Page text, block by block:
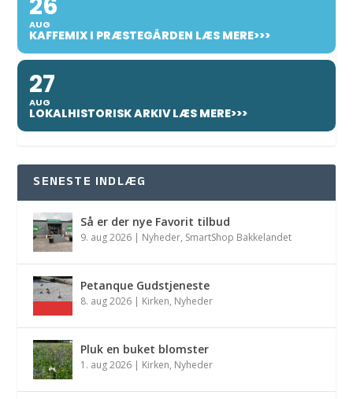
AUG
KAFFEMIX I PRÆSTEGÅRDEN LÆS MERE>>>
27
AUG
LOKALHISTORISK ARKIV LÆS MERE>>>
SENESTE INDLÆG
Så er der nye Favorit tilbud
9. aug 2026 | Nyheder, SmartShop Bakkelandet
Petanque Gudstjeneste
8. aug 2026 | Kirken, Nyheder
Pluk en buket blomster
1. aug 2026 | Kirken, Nyheder